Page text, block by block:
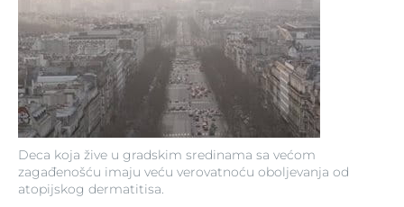
Deca koja žive u gradskim sredinama sa većom
zagađenošću imaju veću verovatnoću oboljevanja od
atopijskog dermatitisa.